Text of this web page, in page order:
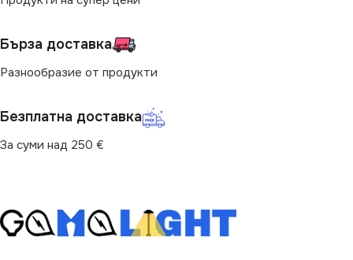
за Дневна ,за Коридор,за
Кухня, за Магазин,за Окачен
,
за Таван,за Трапезария,за
Бърза доставка
Разнообразие от продукти
Безплатна доставка
За суми над 250 €